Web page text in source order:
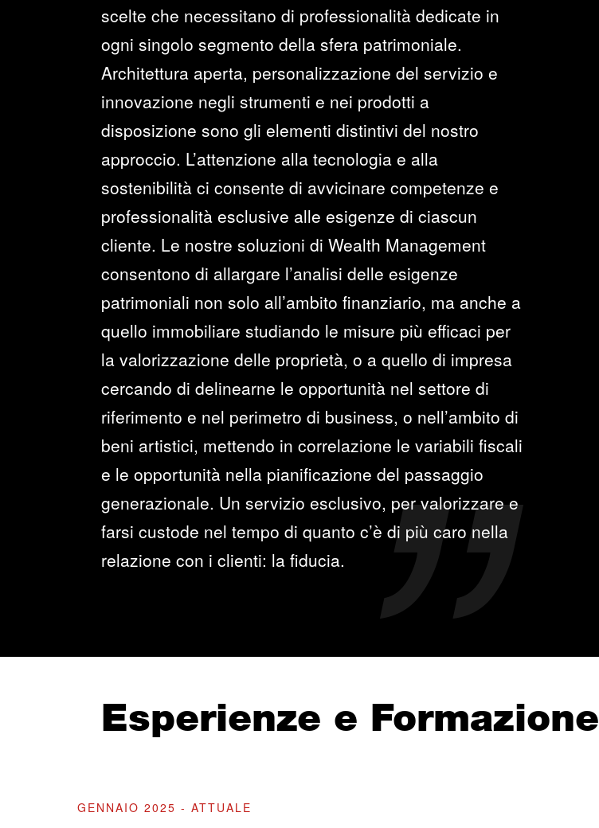
scelte che necessitano di professionalità dedicate in
ogni singolo segmento della sfera patrimoniale.
Architettura aperta, personalizzazione del servizio e
innovazione negli strumenti e nei prodotti a
disposizione sono gli elementi distintivi del nostro
approccio. L’attenzione alla tecnologia e alla
sostenibilità ci consente di avvicinare competenze e
professionalità esclusive alle esigenze di ciascun
cliente. Le nostre soluzioni di Wealth Management
consentono di allargare l’analisi delle esigenze
patrimoniali non solo all’ambito finanziario, ma anche a
quello immobiliare studiando le misure più efficaci per
la valorizzazione delle proprietà, o a quello di impresa
cercando di delinearne le opportunità nel settore di
riferimento e nel perimetro di business, o nell’ambito di
beni artistici, mettendo in correlazione le variabili fiscali
e le opportunità nella pianificazione del passaggio
generazionale. Un servizio esclusivo, per valorizzare e
farsi custode nel tempo di quanto c’è di più caro nella
relazione con i clienti: la fiducia.
Esperienze e Formazione
GENNAIO 2025 - ATTUALE